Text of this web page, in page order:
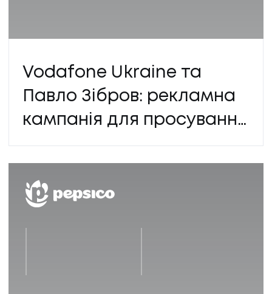
Vodafone Ukraine та
Павло Зібров: рекламна
кампанія для просування
контрактних тарифів в
соцмережах